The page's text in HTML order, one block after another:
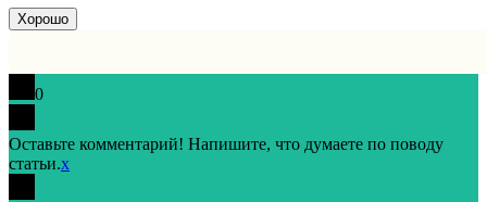
Хорошо
0
Оставьте комментарий! Напишите, что думаете по поводу
статьи.x